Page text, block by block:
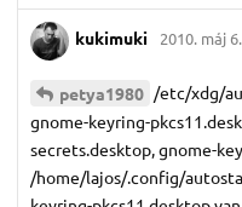
kukimuki 2010. máj 6.
petya1980 /etc/xdg/
gnome-keyring-
secrets.desktop, gnome-
/home/lajos/.config/